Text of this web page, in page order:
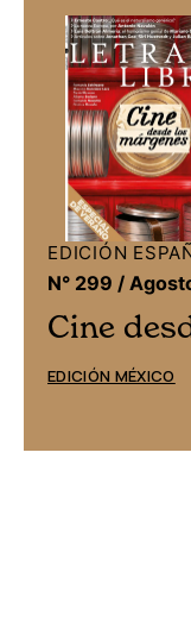
EDICIÓN
N° 332 /
Cine
Este mes: